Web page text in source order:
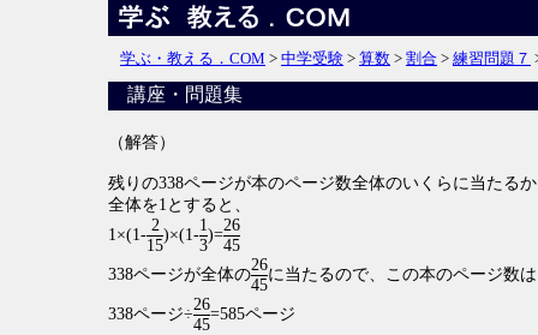
学ぶ・教える．COM > 中学受験 > 算数 > 割合 > 練習問題７
講座・問題集
（解答）
残りの338ページが本のページ数全体のいくらに当たる
全体を1とすると、
1×(1-
2
)×(1-
1
)=
26
15
3
45
338ページが全体の
26
に当たるので、この本のページ数
45
338ページ÷
26
=585ページ
45